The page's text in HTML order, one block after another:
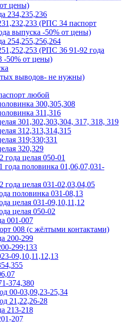
цены)
234,235,236
(РПС 34 паспорт
выпуска -50% от цены)
254,255,256,264
(РПС 36 91-92 года
-50% от цены)
выводов- не нужны)
любой
300,305,308
311,316
301,302,303,304, 317, 318, 319
312,313,314,315
319;330;331
320,329
целая 050-01
года половинка 01,06,07,031-
года целая 031-02,03,04,05
половинка 031-08,13
целая 031-09,10,11,12
целая 050-02
001-007
008 (с жёлтыми контактами)
200-299
299;133
09,10,11,12,13
374,380
00-03,09,23-25,34
21,22,26-28
213-218
207